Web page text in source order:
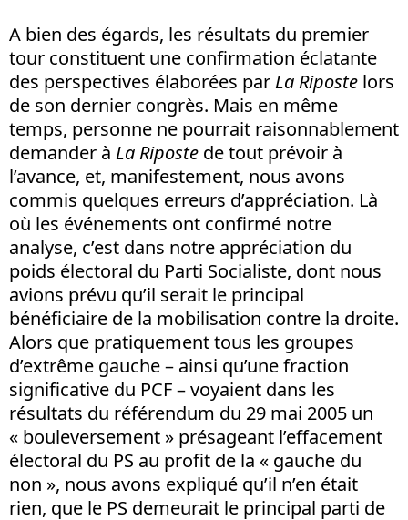
A bien des égards, les résultats du premier
tour constituent une confirmation éclatante
des perspectives élaborées par La Riposte lors
de son dernier congrès. Mais en même
temps, personne ne pourrait raisonnablement
demander à La Riposte de tout prévoir à
l’avance, et, manifestement, nous avons
commis quelques erreurs d’appréciation. Là
où les événements ont confirmé notre
analyse, c’est dans notre appréciation du
poids électoral du Parti Socialiste, dont nous
avions prévu qu’il serait le principal
bénéficiaire de la mobilisation contre la droite.
Alors que pratiquement tous les groupes
d’extrême gauche – ainsi qu’une fraction
significative du PCF – voyaient dans les
résultats du référendum du 29 mai 2005 un
« bouleversement » présageant l’effacement
électoral du PS au profit de la « gauche du
non », nous avons expliqué qu’il n’en était
rien, que le PS demeurait le principal parti de